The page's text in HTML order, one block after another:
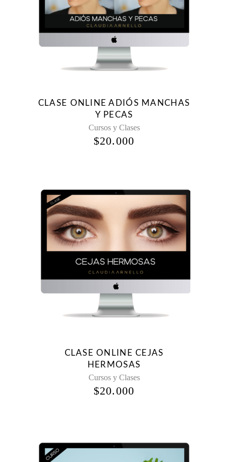
CLASE ONLINE ADIÓS MANCHAS
Y PECAS
Cursos y Clases
$20.000
CLASE ONLINE CEJAS
HERMOSAS
Cursos y Clases
$20.000